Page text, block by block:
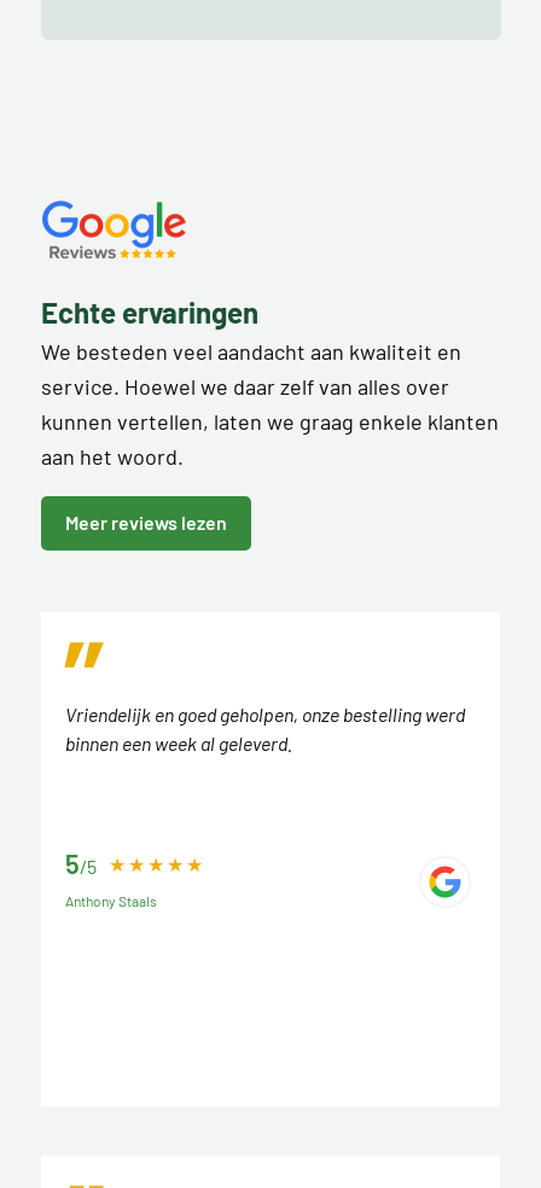
Echte ervaringen
We besteden veel aandacht aan kwaliteit en
service. Hoewel we daar zelf van alles over
kunnen vertellen, laten we graag enkele klanten
aan het woord.
Meer reviews lezen
Vriendelijk en goed geholpen, onze bestelling werd
binnen een week al geleverd.
5/5
Anthony Staals